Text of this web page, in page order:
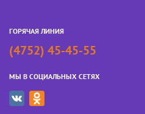
ГОРЯЧАЯ ЛИНИЯ
(4752) 45-45-55
МЫ В СОЦИАЛЬНЫХ СЕТЯХ